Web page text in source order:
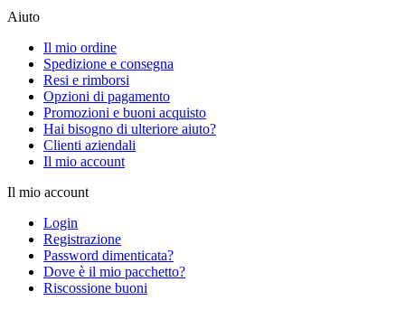
Aiuto
Il mio ordine
Spedizione e consegna
Resi e rimborsi
Opzioni di pagamento
Promozioni e buoni acquisto
Hai bisogno di ulteriore aiuto?
Clienti aziendali
Il mio account
Il mio account
Login
Registrazione
Password dimenticata?
Dove è il mio pacchetto?
Riscossione buoni